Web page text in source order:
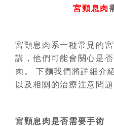
宮頸息肉
宮頸息肉系一種常見的
講，他們可能會關心是
肉。 下麵我們將詳細介
以及相關的治療注意問題
宮頸息肉是否需要手術